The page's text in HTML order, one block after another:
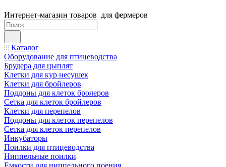
Интернет-магазин товаров для фермеров
Каталог
Оборудование для птицеводства
Брудера для цыплят
Клетки для кур несушек
Клетки для бройлеров
Поддоны для клеток бролеров
Сетка для клеток бройлеров
Клетки для перепелов
Поддоны для клеток перепелов
Сетка для клеток перепелов
Инкубаторы
Поилки для птицеводства
Ниппельные поилки
Емкости для ниппельного поения